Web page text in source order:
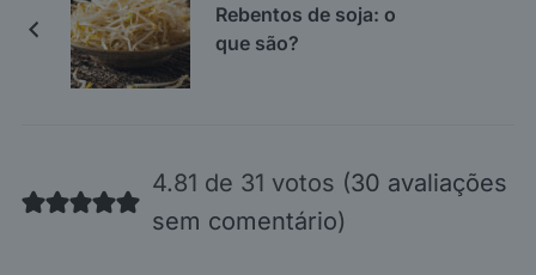
Rebentos de soja: o
que são?
4.81 de 31 votos (30 avaliações
sem comentário)